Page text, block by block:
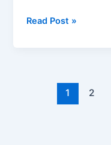
Gordura
Descubra
Read Post »
1 2